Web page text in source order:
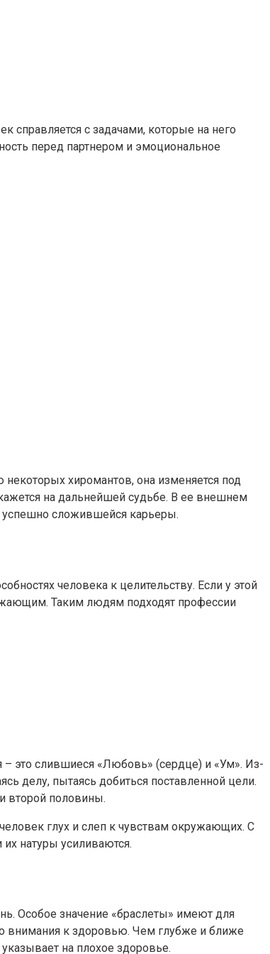
справляется с задачами, которые на него
перед партнером и эмоциональное
хиромантов, она изменяется под
на дальнейшей судьбе. В ее внешнем
успешно сложившейся карьеры.
человека к целительству. Если у этой
Таким людям подходят профессии
– это слившиеся «Любовь» (сердце) и «Ум». Из-
делу, пытаясь добиться поставленной цели.
второй половины.
глух и слеп к чувствам окружающих. С
их натуры усиливаются.
Особое значение «браслеты» имеют для
внимания к здоровью. Чем глубже и ближе
на плохое здоровье.